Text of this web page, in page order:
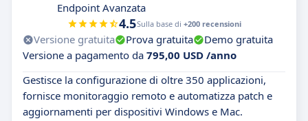
Endpoint Avanzata
4.5Sulla base di +200 recensioni
Versione gratuita Prova gratuita
Demo gratuita
Versione a pagamento da 795,00 USD /anno
Gestisce la configurazione di oltre 350 applicazioni,
fornisce monitoraggio remoto e automatizza patch e
aggiornamenti per dispositivi Windows e Mac.